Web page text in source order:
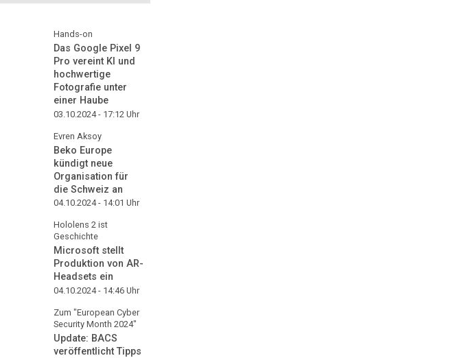
Hands-on
Das Google Pixel 9
Pro vereint KI und
hochwertige
Fotografie unter
einer Haube
03.10.2024 - 17:12 Uhr
Evren Aksoy
Beko Europe
kündigt neue
Organisation für
die Schweiz an
04.10.2024 - 14:01 Uhr
Hololens 2 ist
Geschichte
Microsoft stellt
Produktion von AR-
Headsets ein
04.10.2024 - 14:46 Uhr
Zum "European Cyber
Security Month 2024"
Update: BACS
veröffentlicht Tipps